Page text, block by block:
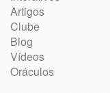
Artigos
Clube
Blog
Vídeos
Oráculos